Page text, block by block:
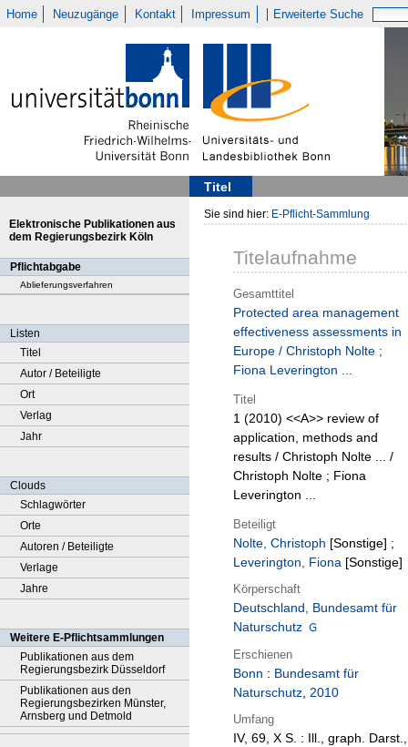
Home Neuzugänge Kontakt Impressum Erweiterte Suche
Titel
Elektronische Publikationen aus
dem Regierungsbezirk Köln
Pflichtabgabe
Ablieferungsverfahren
Listen
Titel
Autor / Beteiligte
Ort
Verlag
Jahr
Clouds
Schlagwörter
Orte
Autoren / Beteiligte
Verlage
Jahre
Weitere E-Pflichtsammlungen
Publikationen aus dem
Regierungsbezirk Düsseldorf
Publikationen aus den
Regierungsbezirken Münster,
Arnsberg und Detmold
Sie sind hier: E-Pflicht-Sammlung
Titelaufnahme
Gesamttitel
Protected area management
effectiveness assessments in
Europe / Christoph Nolte ;
Fiona Leverington ...
Titel
1 (2010) <<A>> review of
application, methods and
results / Christoph Nolte ... /
Christoph Nolte ; Fiona
Leverington ...
Beteiligt
Nolte, Christoph [Sonstige] ;
Leverington, Fiona [Sonstige]
Körperschaft
Deutschland, Bundesamt für
Naturschutz
Erschienen
Bonn : Bundesamt für
Naturschutz, 2010
Umfang
IV, 69, X S. : Ill., graph. Darst.,